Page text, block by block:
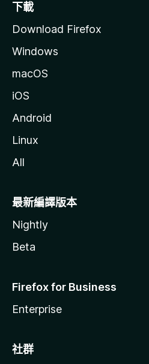
下載
Download Firefox
Windows
macOS
iOS
Android
Linux
All
最新編譯版本
Nightly
Beta
Firefox for Business
Enterprise
社群